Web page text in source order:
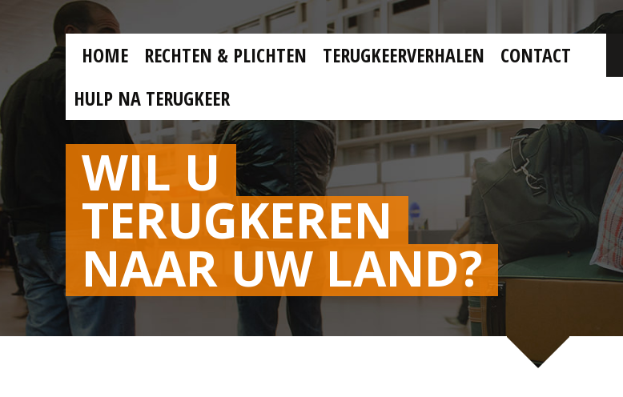
Skip to main content
MAIN
MENU
NL
HOME RECHTEN & PLICHTEN TERUGKEERVERHALEN CONTACT
HULP NA TERUGKEER
WIL U
TERUGKEREN
NAAR UW LAND?